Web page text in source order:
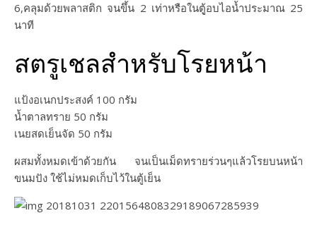
6,คลุมด้วยพลาสติก จนขึ้น 2 เท่าหรือในตูู้อบไอน้ำประมาณ 25
นาที
สตรูเชลสำหรับโรยหน้า
แป้งอเนกประสงค์ 100 กรัม
น้ำตาลทราย 50 กรัม
เนยสดเย็นจัด 50 กรัม
ผสมทั้งหมดเข้าด้วยกัน จนเป็นเม็ดทรายร่วนๆแล้วโรยบนหน้า
ขนมปัง ใช้ไม่หมดเก็บไว้ในตู้เย็น